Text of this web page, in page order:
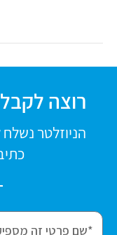
רוצה
הניוזלטר
f